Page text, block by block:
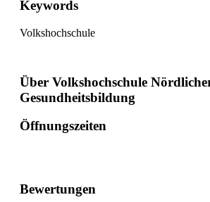
Keywords
Volkshochschule
Über Volkshochschule
Gesundheitsbildung
Öffnungszeiten
Bewertungen